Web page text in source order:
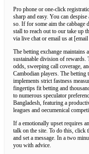
Pro phone or one-click
sharp and easy. You can
so. If for some aim the cabbage
stall to reach out to our take up
via live chat or email us at
The betting exchange
sustainable division of rewards.
odds, sweeping call coverage,
Cambodian players. The
implements strict fastness
fingertips fit betting and
to numerous speculator
Bangladesh, featuring a
leagues and oecumenical
If a emotionally upset requires
talk on the site. To do this, click
and set a message. In a two
you with advice.